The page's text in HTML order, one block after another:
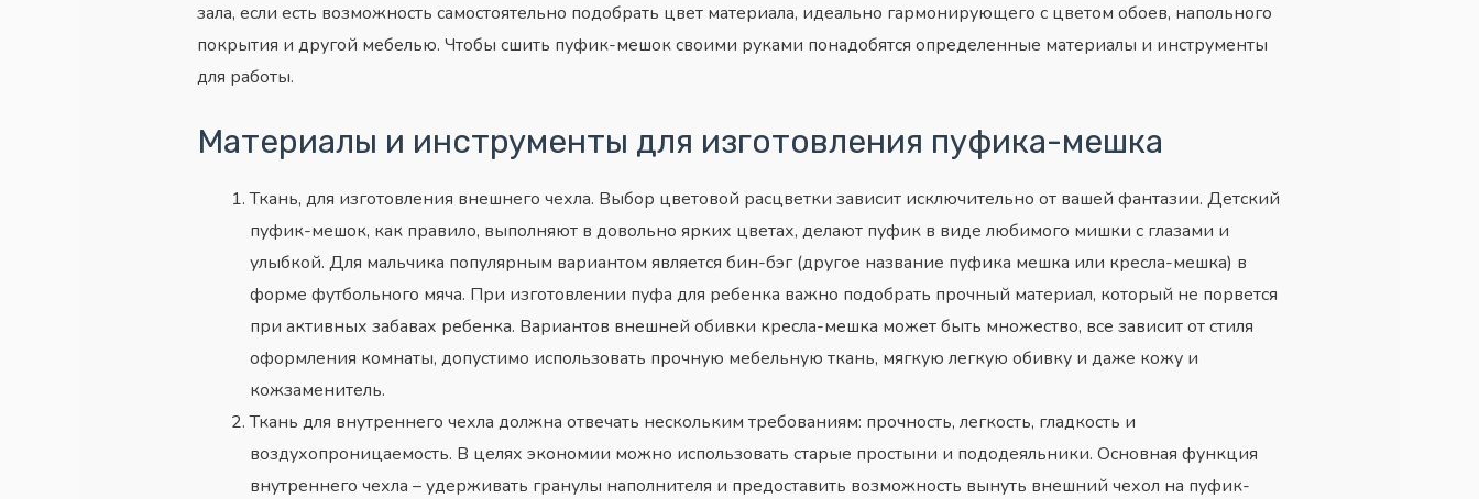
зала, если есть возможность самостоятельно подобрать цвет материала, идеально гармонирующего с цветом обоев, напольного
покрытия и другой мебелью. Чтобы сшить пуфик-мешок своими руками понадобятся определенные материалы и инструменты
для работы.
Материалы и инструменты для изготовления пуфика-мешка
Ткань, для изготовления внешнего чехла. Выбор цветовой расцветки зависит исключительно от вашей фантазии. Детский
пуфик-мешок, как правило, выполняют в довольно ярких цветах, делают пуфик в виде любимого мишки с глазами и
улыбкой. Для мальчика популярным вариантом является бин-бэг (другое название пуфика мешка или кресла-мешка) в
форме футбольного мяча. При изготовлении пуфа для ребенка важно подобрать прочный материал, который не порвется
при активных забавах ребенка. Вариантов внешней обивки кресла-мешка может быть множество, все зависит от стиля
оформления комнаты, допустимо использовать прочную мебельную ткань, мягкую легкую обивку и даже кожу и
кожзаменитель.
Ткань для внутреннего чехла должна отвечать нескольким требованиям: прочность, легкость, гладкость и
воздухопроницаемость. В целях экономии можно использовать старые простыни и пододеяльники. Основная функция
внутреннего чехла – удерживать гранулы наполнителя и предоставить возможность вынуть внешний чехол на пуфик-